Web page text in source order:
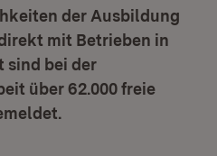
der Ausbildung
mit Betrieben in
sind bei der
über 62.000 freie